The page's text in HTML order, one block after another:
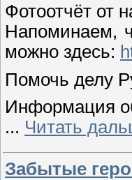
Фотоотчёт от
Напоминаем,
можно здесь:
Помочь делу
Информация
... Читать
Забытые